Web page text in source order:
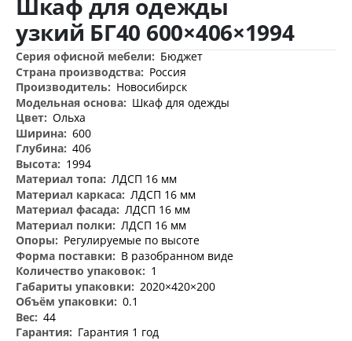
началу
изображений
Шкаф для одежды
узкий БГ40 600×406×1994
Дополнительная
информация
Бюджет
Россия
Новосибирск
Шкаф для одежды
Ольха
600
406
1994
ЛДСП 16 мм
ЛДСП 16 мм
ЛДСП 16 мм
ЛДСП 16 мм
Регулируемые по высоте
В разобранном виде
1
2020×420×200
0.1
44
Гарантия 1 год